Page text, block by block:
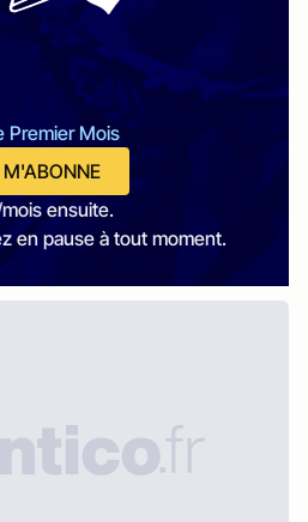
Premier Mois
M'ABONNE
ensuite.
en pause à tout moment.